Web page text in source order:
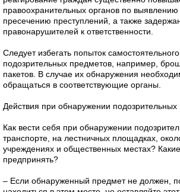
правоохранительных органов по выявлению
пресечению преступлений, а также
правонарушителей к ответственности.
Следует избегать попыток
подозрительных предметов, например,
пакетов. В случае их обнаружения
обращаться в соответствующие органы.
Действия при обнаружении подозрительных
Как вести себя при обнаружении
транспорте, на лестничных площадках,
учреждениях и общественных местах?
предпринять?
– Если обнаруженный предмет не должен,